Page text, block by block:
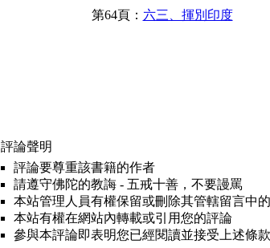
第64頁： 六三、揮別印度
評論聲明
評論要尊重該書籍的作者
請遵守佛陀的教誨 - 五戒十善，不要謾罵
本站管理人員有權保留或刪除其管轄留言中
本站有權在網站內轉載或引用您的評論
參與本評論即表明您已經閱讀並接受上述條款